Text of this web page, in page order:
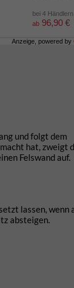
bei 4 Händlern
ab 96,90 €
Anzeige, powered by
und folgt dem
hat, zweigt
Felswand auf.
lassen, wenn
absteigen.